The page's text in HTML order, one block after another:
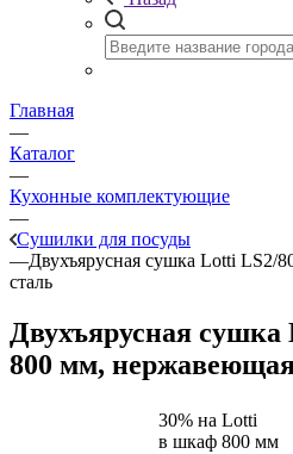
Главная
—
Каталог
—
Кухонные комплектующие
—
Сушилки для посуды
—Двухъярусная сушка Lotti LS2/
сталь
Двухъярусная сушка
800 мм,
30% на Lotti
в шкаф 800 мм